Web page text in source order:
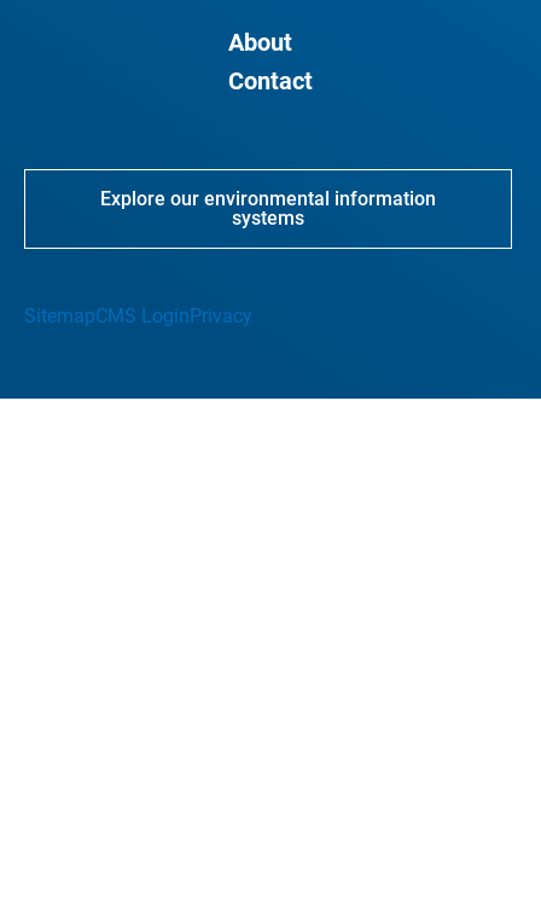
About
Contact
Explore our environmental information
systems
SitemapCMS Login Privacy